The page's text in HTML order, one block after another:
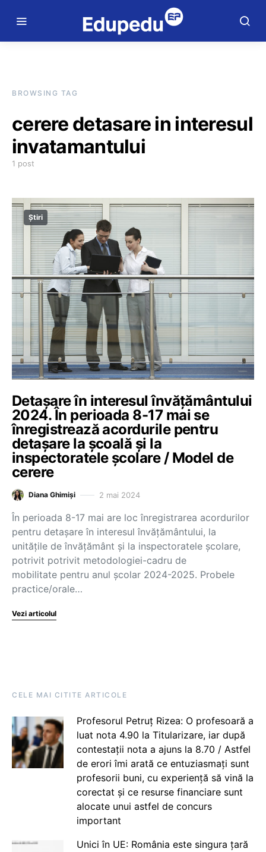
BROWSING TAG
cerere detasare in interesul
invatamantului
1 post
Știri
Detașare în interesul învățământului
2024. În perioada 8-17 mai se
înregistrează acordurile pentru
detașare la școală și la
inspectoratele școlare / Model de
cerere
Diana Ghimiși 2 mai 2024
În perioada 8-17 mai are loc înregistrarea acordurilor
pentru detașare în interesul învățământului, la
unitățile de învățământ și la inspectoratele școlare,
potrivit potrivit metodologiei-cadru de
mobilitate pentru anul școlar 2024-2025. Probele
practice/orale…
Vezi articolul
CELE MAI CITITE ARTICOLE
Profesorul Petruț Rizea: O profesoară a
luat nota 4.90 la Titularizare, iar după
contestații nota a ajuns la 8.70 / Astfel
de erori îmi arată ce entuziasmați sunt
profesorii buni, cu experiență să vină la
corectat și ce resurse financiare sunt
alocate unui astfel de concurs
important
Unici în UE: România este singura țară